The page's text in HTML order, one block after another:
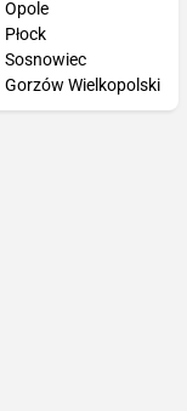
Opole
Płock
Sosnowiec
Gorzów Wielkopolski